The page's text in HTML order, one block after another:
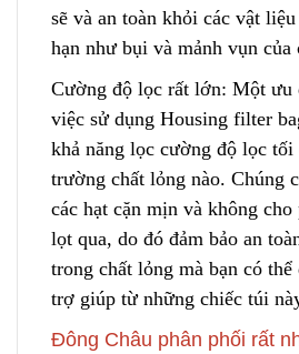
sẽ và an toàn khỏi các vật
hạn như bụi và mảnh vụn của
Cường độ lọc rất lớn: Một ưu
việc sử dụng Housing filter
khả năng lọc cường độ lọc
trường chất lỏng nào. Chúng
các hạt cặn mịn và không
lọt qua, do đó đảm bảo an
trong chất lỏng mà bạn có
trợ giúp từ những chiếc túi
Đông Châu phân phối rất